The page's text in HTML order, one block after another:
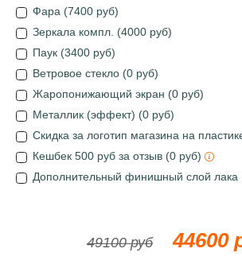
Фара (7400 руб)
Зеркала компл. (4000 руб)
Паук (3400 руб)
Ветровое стекло (0 руб)
Жаропонижающий экран (0 руб)
Металлик (эффект) (0 руб)
Скидка за логотип магазина на
Кешбек 500 руб за отзыв (0 руб)
Дополнительный финишный слой лака
49100 руб 44600